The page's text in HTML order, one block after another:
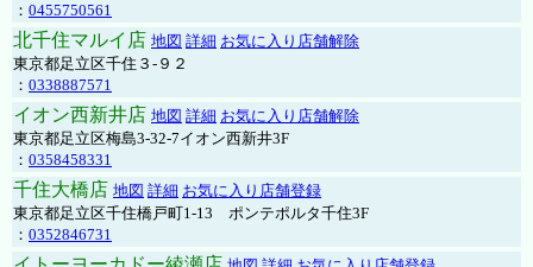
： 0455750561
北千住マルイ店 地図 詳細 お気に入り店舗解除
東京都足立区千住３-９２
： 0338887571
イオン西新井店 地図 詳細 お気に入り店舗解除
東京都足立区梅島3-32-7イオン西新井3F
： 0358458331
千住大橋店 地図 詳細 お気に入り店舗登録
東京都足立区千住橋戸町1-13 ポンテポルタ千住3F
： 0352846731